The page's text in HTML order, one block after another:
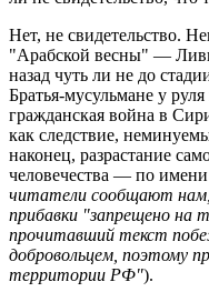
Нет, не свидетельство.
"Арабской весны" —
назад чуть ли не до
Братья-мусульмане у
гражданская война в
как следствие,
наконец, разрастание
человечества — по
читатели сообщают
прибавки "запрещено
прочитавший текст
добровольцем, поэтому
территории РФ").